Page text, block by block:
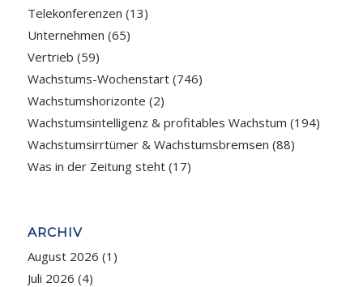
Telekonferenzen (13)
Unternehmen (65)
Vertrieb (59)
Wachstums-Wochenstart(746)
Wachstumshorizonte (2)
Wachstumsintelligenz & profitables Wachstum (194)
Wachstumsirrtümer & Wachstumsbremsen (88)
Was in der Zeitung steht(17)
ARCHIV
August 2026 (1)
Juli 2026 (4)